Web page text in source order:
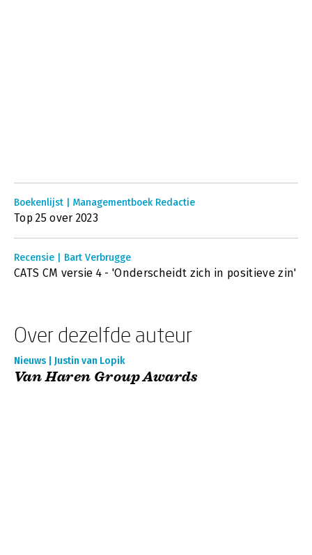
Boekenlijst | Managementboek Redactie
Top 25 over 2023
Recensie | Bart Verbrugge
CATS CM versie 4 - 'Onderscheidt zich in positieve zin'
Over dezelfde auteur
Nieuws | Justin van Lopik
Van Haren Group Awards